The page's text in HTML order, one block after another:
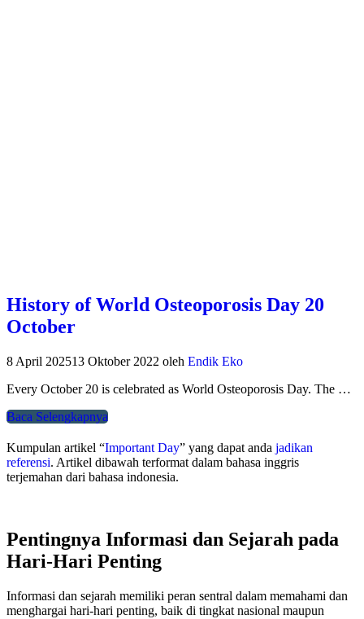
History of World Osteoporosis Day 20
October
8 April 202513 Oktober 2022 oleh Endik Eko
Every October 20 is celebrated as World Osteoporosis Day. The …
Baca Selengkapnya
Kumpulan artikel “Important Day” yang dapat anda jadikan
referensi. Artikel dibawah terformat dalam bahasa inggris
terjemahan dari bahasa indonesia.
Pentingnya Informasi dan Sejarah pada
Hari-Hari Penting
Informasi dan sejarah memiliki peran sentral dalam memahami dan
menghargai hari-hari penting, baik di tingkat nasional maupun